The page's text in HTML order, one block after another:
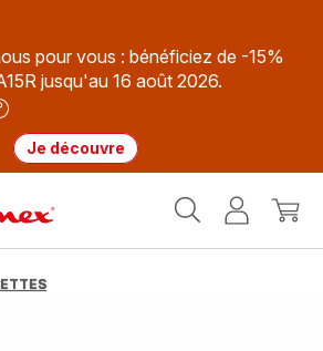
pour vous : bénéficiez de -15%
jusqu'au 16 août 2026.
Je découvre
MonMon